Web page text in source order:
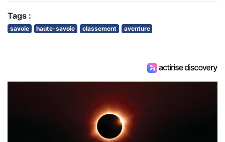
Tags :
savoie haute-savoie classement aventure